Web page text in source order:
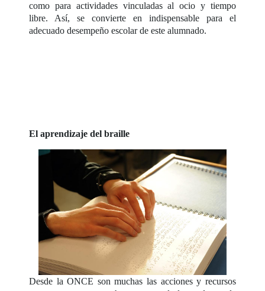
como para actividades vinculadas al ocio y tiempo
libre. Así, se convierte en indispensable para el
adecuado desempeño escolar de este alumnado.
El aprendizaje del braille
Desde la ONCE son muchas las acciones y recursos